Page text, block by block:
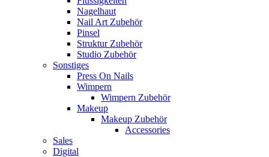
Nagelhaut
Nail Art Zubehör
Pinsel
Struktur Zubehör
Studio Zubehör
Sonstiges
Press On Nails
Wimpern
Wimpern Zubehör
Makeup
Makeup Zubehör
Accessories
Sales
Digital